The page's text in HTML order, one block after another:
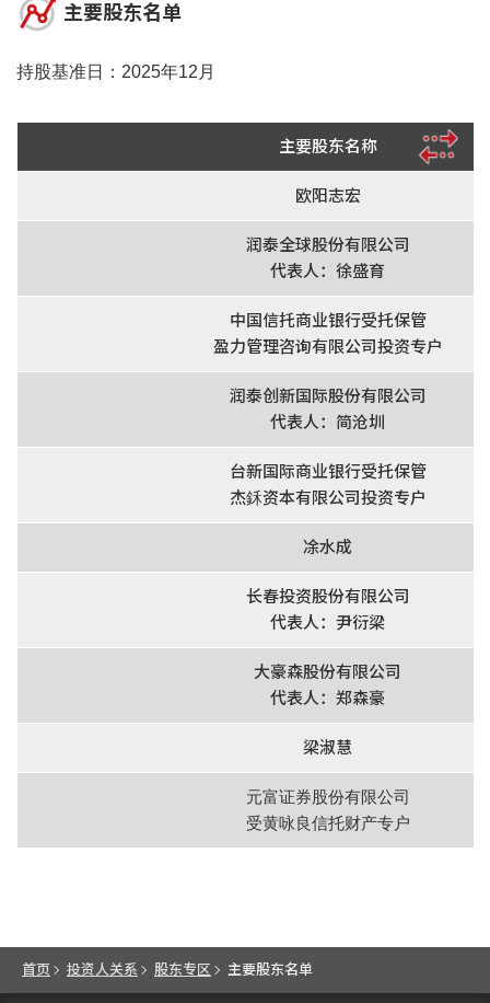
主要股东名单
持股基准日：2025年12月
主要股东名称
欧阳志宏
润泰全球股份有限公司
代表人：徐盛育
中国信托商业银行受托保管
盈力管理咨询有限公司投资专户
润泰创新国际股份有限公司
代表人：简沧圳
台新国际商业银行受托保管
杰鉌资本有限公司投资专户
凃水成
长春投资股份有限公司
代表人：尹衍梁
大豪森股份有限公司
代表人：郑森豪
梁淑慧
元富证券股份有限公司
受黄咏良信托财产专户
首页 投资人关系 股东专区 主要股东名单